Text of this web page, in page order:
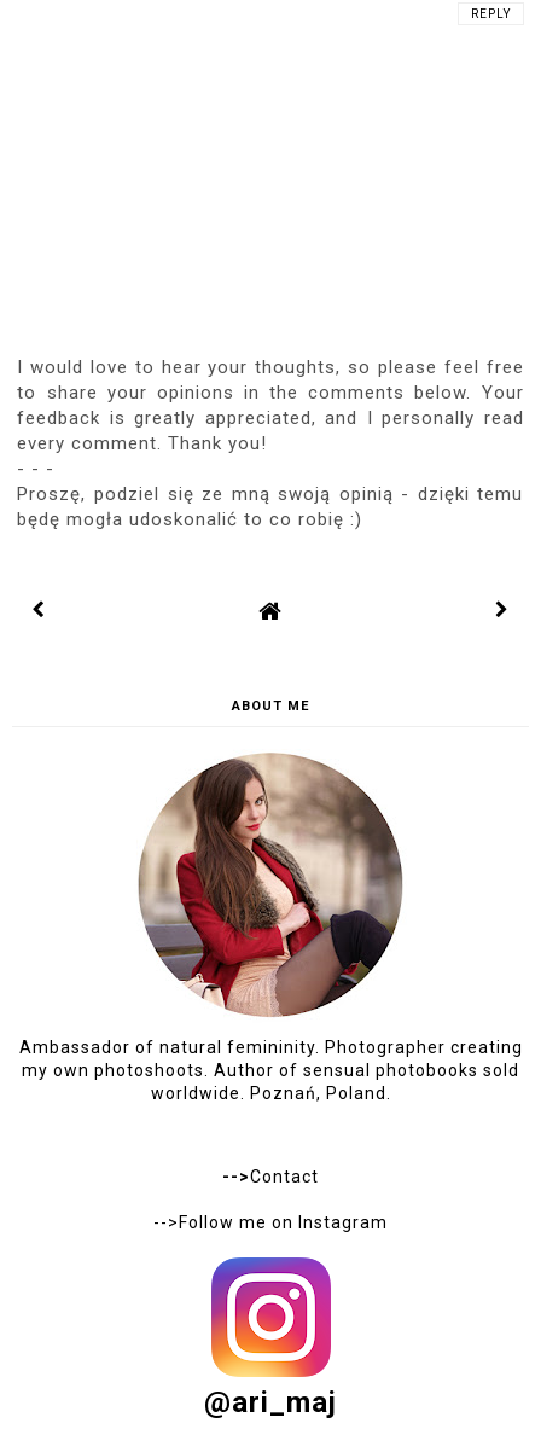
REPLY
I would love to hear your thoughts, so please feel free
to share your opinions in the comments below. Your
feedback is greatly appreciated, and I personally read
every comment. Thank you!
- - -
Proszę, podziel się ze mną swoją opinią - dzięki temu
będę mogła udoskonalić to co robię :)
ABOUT ME
Ambassador of natural femininity. Photographer creating
my own photoshoots. Author of sensual photobooks sold
worldwide. Poznań, Poland.
-->Contact
-->Follow me on Instagram
@ari_maj